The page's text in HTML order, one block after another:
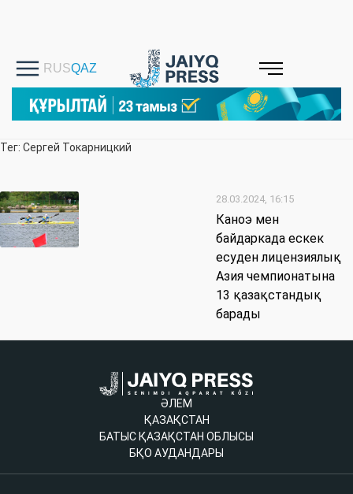
Тег: Сергей Токарницкий
28.03.2024, 16:15
Каноэ мен
байдаркада ескек
есуден лицензиялық
Азия чемпионатына
13 қазақстандық
барады
ӘЛЕМ
ҚАЗАҚСТАН
БАТЫС ҚАЗАҚСТАН ОБЛЫСЫ
БҚО АУДАНДАРЫ